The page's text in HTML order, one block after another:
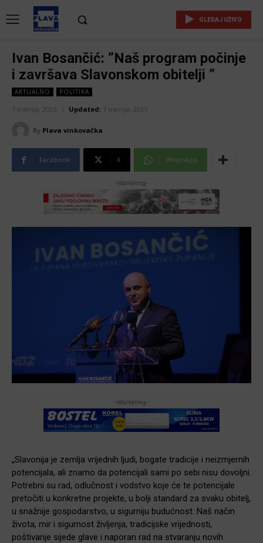
GLEDAJ UŽIVO
Ivan Bosančić: ”Naš program počinje
i završava Slavonskom obitelji ”
AKTUALNO POLITIKA
7 travnja, 2025 Updated: 7 travnja, 2025
By Plava vinkovačka
Facebook X WhatsApp
-Marketing-
-Marketing-
„Slavonija je zemlja vrijednih ljudi, bogate tradicije i neizmjernih
potencijala, ali znamo da potencijali sami po sebi nisu dovoljni.
Potrebni su rad, odlučnost i vodstvo koje će te potencijale
pretočiti u konkretne projekte, u bolji standard za svaku obitelj,
u snažnije gospodarstvo, u sigurniju budućnost. Naš način
života, mir i sigurnost življenja, tradicijske vrijednosti,
poštivanje sijede glave i naporan rad na stvaranju novih